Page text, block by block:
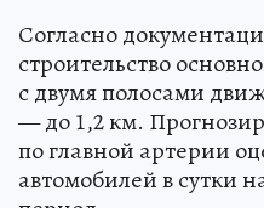
Согласно
строительство
с двумя полосами
— до 1,2 км.
по главной артерии
автомобилей в сутки